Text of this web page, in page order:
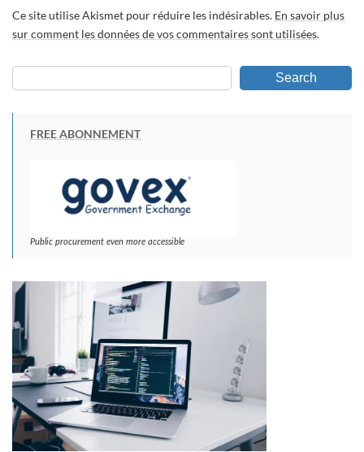
Ce site utilise Akismet pour réduire les indésirables. En savoir plus
sur comment les données de vos commentaires sont utilisées.
Search
FREE ABONNEMENT
Public procurement even more accessible